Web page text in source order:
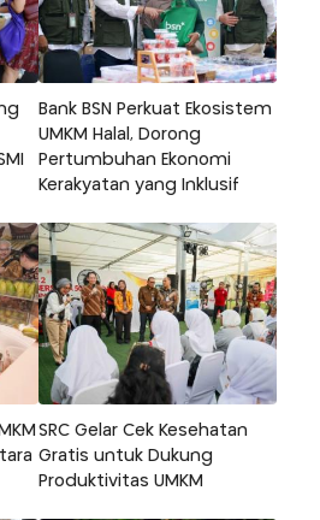
Bank BSN Perkuat Ekosistem
UMKM Halal, Dorong
Pertumbuhan Ekonomi
Kerakyatan yang Inklusif
SRC Gelar Cek Kesehatan
Gratis untuk Dukung
Produktivitas UMKM